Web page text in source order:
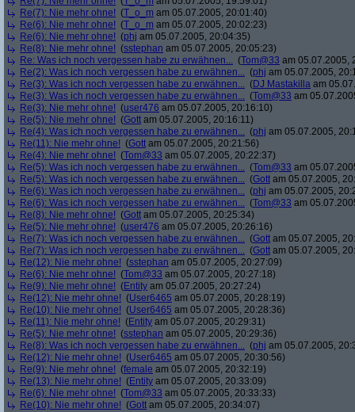
Re(7): Nie mehr ohne! (T_o_m am 05.07.2005, 20:01:40)
Re(6): Nie mehr ohne! (T_o_m am 05.07.2005, 20:02:23)
Re(6): Nie mehr ohne! (phj am 05.07.2005, 20:04:35)
Re(8): Nie mehr ohne! (sstephan am 05.07.2005, 20:05:23)
Re: Was ich noch vergessen habe zu erwähnen... (Tom@33 am 05.07.2005,
Re(2): Was ich noch vergessen habe zu erwähnen... (phj am 05.07.2005,
Re(3): Was ich noch vergessen habe zu erwähnen... (DJ Mastakilla am
Re(3): Was ich noch vergessen habe zu erwähnen... (Tom@33 am
Re(3): Nie mehr ohne! (user476 am 05.07.2005, 20:16:10)
Re(5): Nie mehr ohne! (Gott am 05.07.2005, 20:16:11)
Re(4): Was ich noch vergessen habe zu erwähnen... (phj am 05.07.2005,
Re(11): Nie mehr ohne! (Gott am 05.07.2005, 20:21:56)
Re(4): Nie mehr ohne! (Tom@33 am 05.07.2005, 20:22:37)
Re(5): Was ich noch vergessen habe zu erwähnen... (Tom@33 am
Re(5): Was ich noch vergessen habe zu erwähnen... (Gott am 05.07.2005,
Re(6): Was ich noch vergessen habe zu erwähnen... (phj am 05.07.2005,
Re(6): Was ich noch vergessen habe zu erwähnen... (Tom@33 am
Re(8): Nie mehr ohne! (Gott am 05.07.2005, 20:25:34)
Re(5): Nie mehr ohne! (user476 am 05.07.2005, 20:26:16)
Re(7): Was ich noch vergessen habe zu erwähnen... (Gott am 05.07.2005,
Re(7): Was ich noch vergessen habe zu erwähnen... (Gott am 05.07.2005,
Re(12): Nie mehr ohne! (sstephan am 05.07.2005, 20:27:09)
Re(6): Nie mehr ohne! (Tom@33 am 05.07.2005, 20:27:18)
Re(9): Nie mehr ohne! (Entity am 05.07.2005, 20:27:24)
Re(12): Nie mehr ohne! (User6465 am 05.07.2005, 20:28:19)
Re(10): Nie mehr ohne! (User6465 am 05.07.2005, 20:28:36)
Re(11): Nie mehr ohne! (Entity am 05.07.2005, 20:29:31)
Re(5): Nie mehr ohne! (sstephan am 05.07.2005, 20:29:36)
Re(8): Was ich noch vergessen habe zu erwähnen... (phj am 05.07.2005,
Re(12): Nie mehr ohne! (User6465 am 05.07.2005, 20:30:56)
Re(9): Nie mehr ohne! (female am 05.07.2005, 20:32:19)
Re(13): Nie mehr ohne! (Entity am 05.07.2005, 20:33:09)
Re(6): Nie mehr ohne! (Tom@33 am 05.07.2005, 20:33:33)
Re(10): Nie mehr ohne! (Gott am 05.07.2005, 20:34:07)